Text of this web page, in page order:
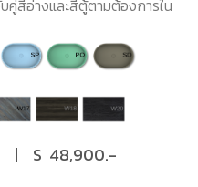
งและสีตู้ตามต้องการใน
S 48,900.-